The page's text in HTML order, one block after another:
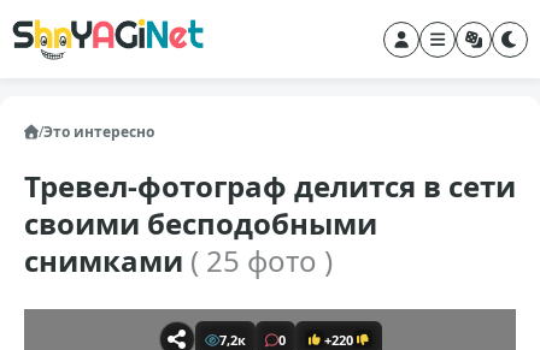
/Это интересно
Тревел-фотограф делится в сети
своими бесподобными
снимками ( 25 фото )
7,2к 0 +220